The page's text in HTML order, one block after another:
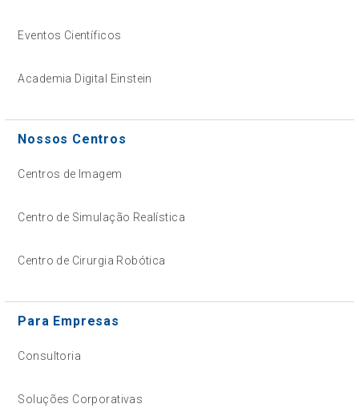
Eventos Científicos
Academia Digital Einstein
Nossos Centros
Centros de Imagem
Centro de Simulação Realística
Centro de Cirurgia Robótica
Para Empresas
Consultoria
Soluções Corporativas